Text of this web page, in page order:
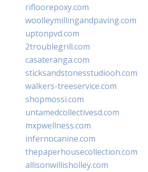
rifloorepoxy.com
woolleymillingandpaving.com
uptonpvd.com
2troublegrill.com
casateranga.com
sticksandstonesstudiooh.com
walkers-treeservice.com
shopmossi.com
untamedcollectivesd.com
mxpwellness.com
infernocanine.com
thepaperhousecollection.com
allisonwillisholley.com